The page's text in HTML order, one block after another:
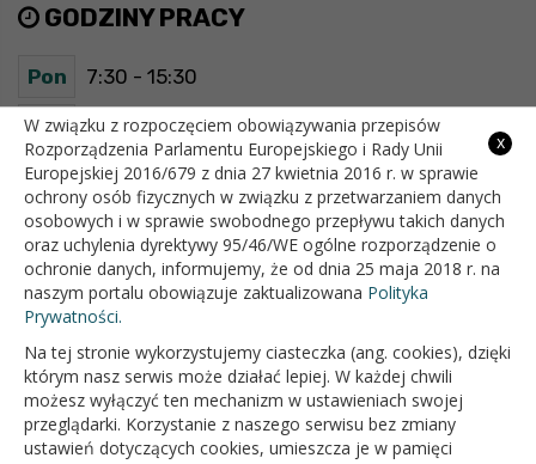
GODZINY PRACY
Pon 7:30 - 15:30
Wt 7:30 - 15:30
Śr 7:30 - 15:30
Czw 7:30 - 15:30
Pt 7:30 - 15:30
OFICJALNY SERWIS INTERNETOWY GMINY BIAŁOPOLE
x
W związku z rozpoczęciem obowiązywania przepisów
Rozporządzenia Parlamentu Europejskiego i Rady Unii
Europejskiej 2016/679 z dnia 27 kwietnia 2016 r. w sprawie
ochrony osób fizycznych w związku z przetwarzaniem danych
osobowych i w sprawie swobodnego przepływu takich danych
oraz uchylenia dyrektywy 95/46/WE ogólne rozporządzenie o
ochronie danych, informujemy, że od dnia 25 maja 2018 r. na
naszym portalu obowiązuje zaktualizowana Polityka
Prywatności.
Na tej stronie wykorzystujemy ciasteczka (ang. cookies), dzięki
którym nasz serwis może działać lepiej. W każdej chwili
możesz wyłączyć ten mechanizm w ustawieniach swojej
przeglądarki. Korzystanie z naszego serwisu bez zmiany
ustawień dotyczących cookies, umieszcza je w pamięci